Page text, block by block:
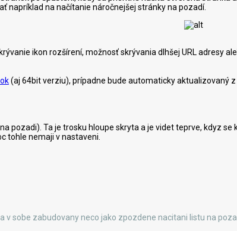
napríklad na načítanie náročnejšej stránky na pozadí.
ikon rozšírení, možnosť skrývania dlhšej URL adresy
(aj 64bit verziu), prípadne bude automaticky aktualizovaný
pozadi). Ta je trosku hloupe skryta a je videt teprve, kdyz
tohle nemaji v nastaveni.
v sobe zabudovany neco jako zpozdene nacitani listu na